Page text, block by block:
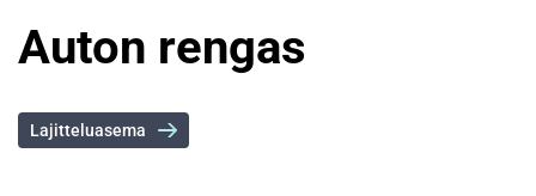
Auton rengas
Lajitteluasema